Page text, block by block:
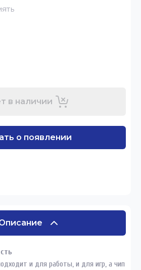
в наличии
о появлении
и для работы, и для игр, а чип